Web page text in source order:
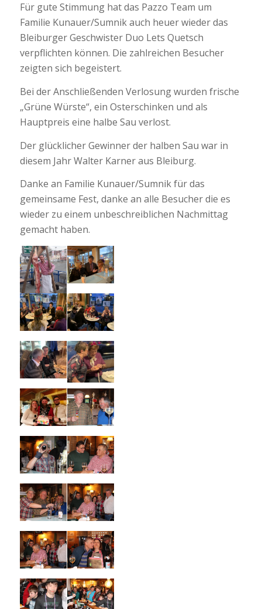
Für gute Stimmung hat das Pazzo Team um
Familie Kunauer/Sumnik auch heuer wieder das
Bleiburger Geschwister Duo Lets Quetsch
verpflichten können. Die zahlreichen Besucher
zeigten sich begeistert.
Bei der Anschließenden Verlosung wurden frische
„Grüne Würste“, ein Osterschinken und als
Hauptpreis eine halbe Sau verlost.
Der glücklicher Gewinner der halben Sau war in
diesem Jahr Walter Karner aus Bleiburg.
Danke an Familie Kunauer/Sumnik für das
gemeinsame Fest, danke an alle Besucher die es
wieder zu einem unbeschreiblichen Nachmittag
gemacht haben.